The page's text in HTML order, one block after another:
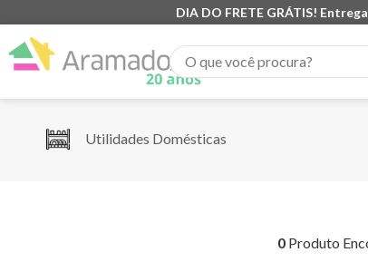
DIA DO FRETE GRÁTIS!
O que você procura?
Utilidades Domésticas
0 Produto